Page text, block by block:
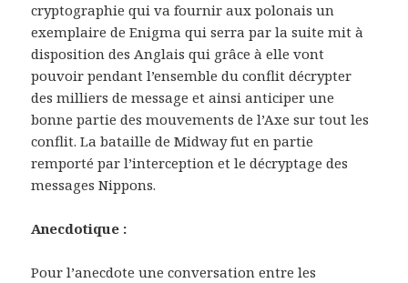
cryptographie qui va fournir aux polonais un
exemplaire de Enigma qui serra par la suite mit à
disposition des Anglais qui grâce à elle vont
pouvoir pendant l’ensemble du conflit décrypter
des milliers de message et ainsi anticiper une
bonne partie des mouvements de l’Axe sur tout les
conflit. La bataille de Midway fut en partie
remporté par l’interception et le décryptage des
messages Nippons.
Anecdotique :
Pour l’anecdote une conversation entre les